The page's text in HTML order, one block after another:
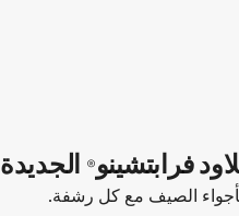
فرابتشينو® الجديدة
بأجواء الصيف مع كل رشفة.